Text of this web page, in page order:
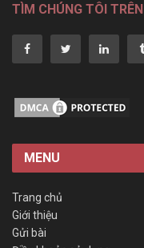
TÌM CHÚNG TÔI TRÊN
MENU
Trang chủ
Giới thiệu
Gửi bài